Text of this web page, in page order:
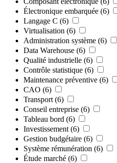
Électronique embarquée (6)
Langage C (6)
Virtualisation (6)
Administration système (6)
Data Warehouse (6)
Qualité industrielle (6)
Contrôle statistique (6)
Maintenance préventive (6)
CAO (6)
Transport (6)
Conseil entreprise (6)
Tableau bord (6)
Investissement (6)
Gestion budgétaire (6)
Système rémunération (6)
Étude marché (6)